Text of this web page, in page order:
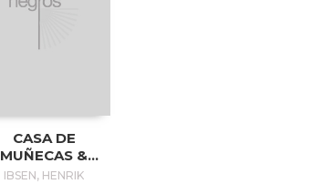
CASA DE
MUÑECAS &
SOLNESS EL
IBSEN, HENRIK